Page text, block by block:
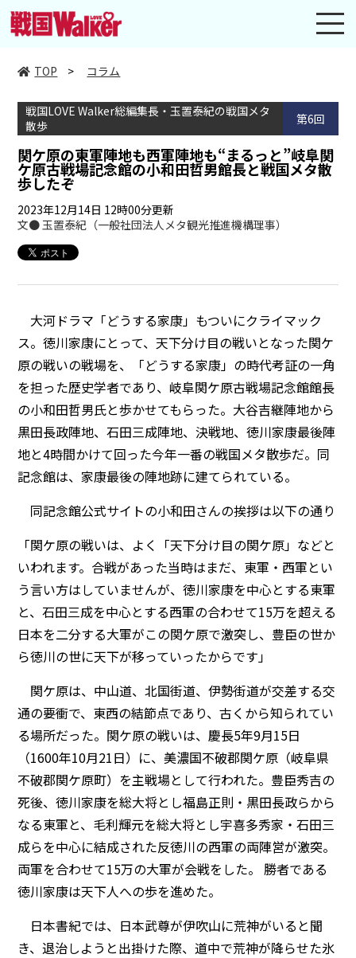
TOP > コラム
戦国LOVE Walker総編集長・玉置泰紀の戦国メタ
散歩
第6回
関ケ原の東軍陣地も西軍陣地も“まるっと”岐阜関
ケ原古戦場記念館の小和田哲男館長と戦国メタ散
歩したぞ
2023年12月14日 12時00分更新
文● 玉置泰紀（一般社団法人メタ観光推進機構理事）
大河ドラマ「どうする家康」もついにクライマック
ス。徳川家康にとって、天下分け目の戦いとなった関ケ
原の戦いの戦場を、「どうする家康」の時代考証の一角
を担った歴史学者であり、岐阜関ケ原古戦場記念館館長
の小和田哲男氏と歩かせてもらった。大谷吉継陣地から
黒田長政陣地、石田三成陣地、決戦地、徳川家康最後陣
地と4時間かけて回った今年一番の戦国メタ散歩だ。同
記念館は、家康最後の陣地跡に建てられている。
同記念館公式サイトの小和田さんの挨拶は以下の通り
「関ケ原の戦いは、よく「天下分け目の関ケ原」などと
いわれます。合戦があった当時はまだ、東軍・西軍とい
う言い方はしていませんが、徳川家康を中心とする東軍
と、石田三成を中心とする西軍の合わせて15万を超える
日本を二分する大軍がこの関ケ原で激突し、豊臣の世か
ら徳川の世に天下が移っていったからです」
関ケ原は、中山道、北国街道、伊勢街道が交差する交
通の要衝で、東西の結節点であり、古くから知られてい
る場所だった。関ケ原の戦いは、慶長5年9月15日
（1600年10月21日）に、美濃国不破郡関ケ原（岐阜県
不破郡関ケ原町）を主戦場として行われた。豊臣秀吉の
死後、徳川家康を総大将とし福島正則・黒田長政らから
なる東軍と、毛利輝元を総大将とし宇喜多秀家・石田三
成らを中心に結成された反徳川の西軍の両陣営が激突。
両軍を合わせて15万の大軍が会戦をした。 勝者である
徳川家康は天下人への歩を進めた。
日本書紀では、日本武尊が伊吹山に荒神がいると聞
き、退治しようと出掛けた際、道中で荒神が降らせた氷